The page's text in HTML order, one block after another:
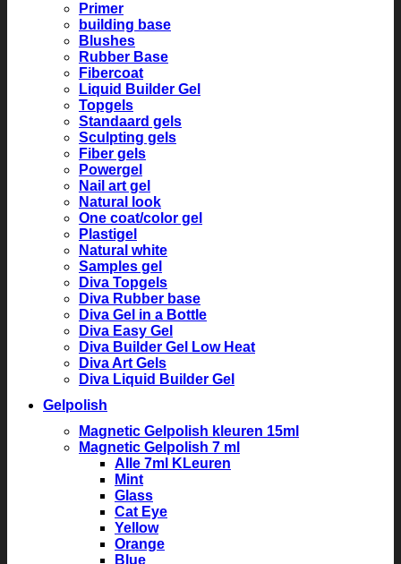
Primer
building base
Blushes
Rubber Base
Fibercoat
Liquid Builder Gel
Topgels
Standaard gels
Sculpting gels
Fiber gels
Powergel
Nail art gel
Natural look
One coat/color gel
Plastigel
Natural white
Samples gel
Diva Topgels
Diva Rubber base
Diva Gel in a Bottle
Diva Easy Gel
Diva Builder Gel Low Heat
Diva Art Gels
Diva Liquid Builder Gel
Gelpolish
Magnetic Gelpolish kleuren 15ml
Magnetic Gelpolish 7 ml
Alle 7ml KLeuren
Mint
Glass
Cat Eye
Yellow
Orange
Blue